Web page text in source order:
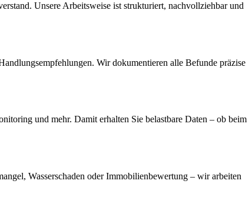
Unsere Arbeitsweise ist strukturiert, nachvollziehbar und
Wir dokumentieren alle Befunde präzise
und mehr. Damit erhalten Sie belastbare Daten – ob beim
Wasserschaden oder Immobilienbewertung – wir arbeiten